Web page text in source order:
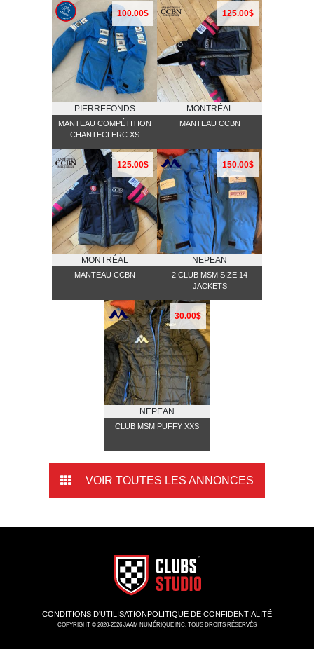
100.00$
PIERREFONDS
MANTEAU COMPÉTITION
CHANTECLERC XS
125.00$
MONTRÉAL
MANTEAU CCBN
125.00$
MONTRÉAL
MANTEAU CCBN
150.00$
NEPEAN
2 CLUB MSM SIZE 14
JACKETS
30.00$
NEPEAN
CLUB MSM PUFFY XXS
VOIR TOUTES LES ANNONCES
CONDITIONS D'UTILISATIONPOLITIQUE DE CONFIDENTIALITÉ
COPYRIGHT © 2020-2026 JAAM NUMÉRIQUE INC. TOUS DROITS RÉSERVÉS